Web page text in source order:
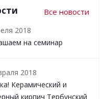
Все новости
2018
на семинар
2018
Керамический и
кирпич Тербунский